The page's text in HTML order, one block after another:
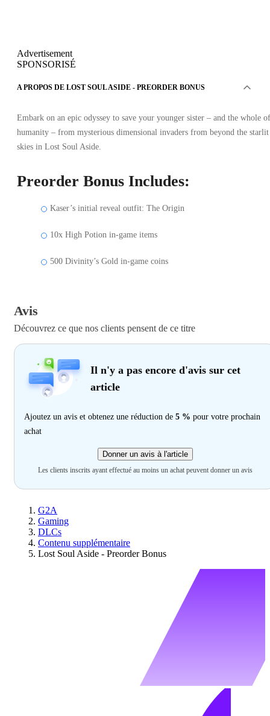
Advertisement
SPONSORISÉ
A PROPOS DE LOST SOUL ASIDE - PREORDER BONUS
Embark on an epic odyssey to save your younger sister – and the whole of
humanity – from mysterious dimensional invaders from beyond the starlit
skies in Lost Soul Aside.
Preorder Bonus Includes:
Kaser’s initial reveal outfit: The Origin
10x High Potion in-game items
500 Divinity’s Gold in-game coins
Avis
Découvrez ce que nos clients pensent de ce titre
Il n'y a pas encore d'avis sur cet
article
Ajoutez un avis et obtenez une réduction de 5 % pour votre prochain
achat
Donner un avis à l'article
Les clients inscrits ayant effectué au moins un achat peuvent donner un avis
G2A
Gaming
DLCs
Contenu supplémentaire
Lost Soul Aside - Preorder Bonus